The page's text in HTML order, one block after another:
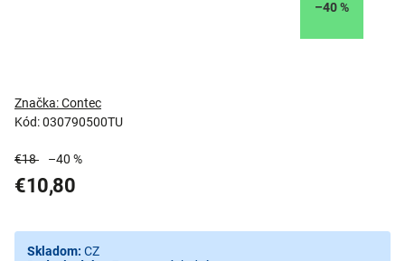
–40 %
Kód:030790500TU
Značka:Contec
€18 –40 %
€10,80
Skladom: CZ